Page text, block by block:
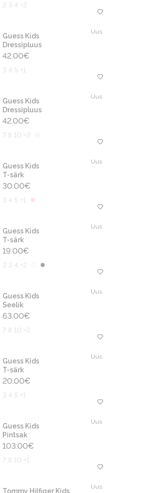
2 3 4 +2
Uus
Guess Kids
Dressipluus
42.00€
3 4 5 +1
Uus
Guess Kids
Dressipluus
42.00€
7 8 10 +2
Uus
Guess Kids
T-särk
30.00€
3 4 5 +1
Uus
Guess Kids
T-särk
19.00€
2 3 4 +2
Uus
Guess Kids
Seelik
63.00€
7 8 10 +2
Uus
Guess Kids
T-särk
20.00€
3 4 5 +1
Uus
Guess Kids
Pintsak
103.00€
7 8 10 +1
Uus
Tommy Hilfiger Kids